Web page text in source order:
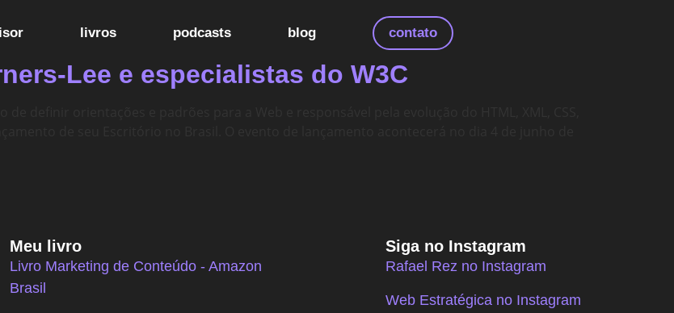
livros podcasts blog contato
Lee e especialistas do W3C
Meu livro
Livro Marketing de Conteúdo - Amazon
Brasil
Siga no Instagram
Rafael Rez no Instagram
Web Estratégica no Instagram